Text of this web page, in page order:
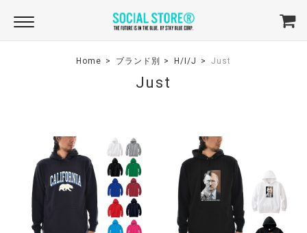
Home ブランド別 H/I/J Just
Just